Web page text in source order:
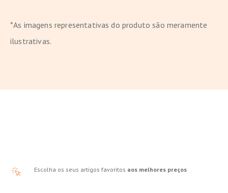
*As imagens representativas do produto são meramente
ilustrativas.
Escolha os seus artigos favoritos aos melhores preços